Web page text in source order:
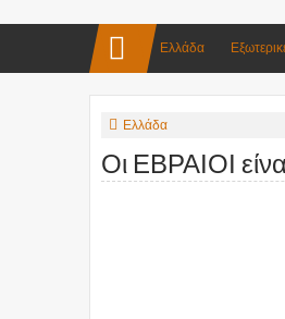
Ελλάδα
Ελλάδα
Οι ΕΒΡΑΙΟΙ